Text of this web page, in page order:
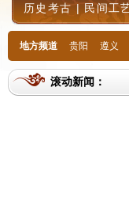
历史考古 | 民间工
地方频道 贵阳 遵义
滚动新闻：